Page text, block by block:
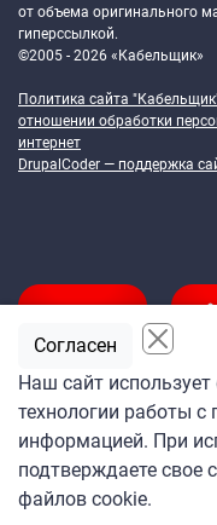
от объема оригинального
гиперссылкой.
©2005 - 2026 «Кабельщик»
Политика сайта
отношении обработки
интернет
DrupalCoder — поддержка
Подпишитесь
на ежедневную
«Кабельщика»
Наш сайт
технологии работы с
информацией. При
подтверждаете свое
файлов cookie.
Согласен